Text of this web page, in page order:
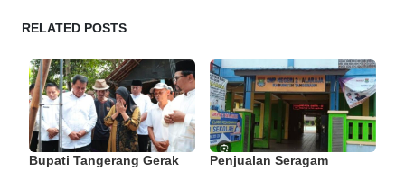
RELATED POSTS
Bupati Tangerang Gerak
Penjualan Seragam